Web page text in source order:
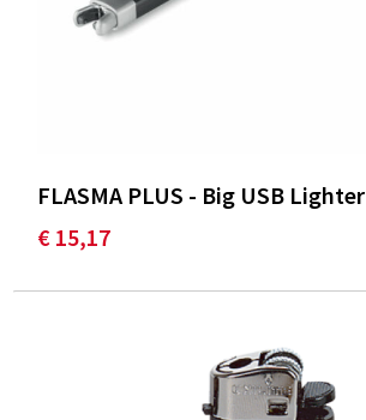
FLASMA PLUS - Big USB Lighter
€ 15,17